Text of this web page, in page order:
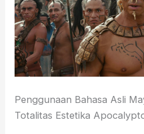
Penggunaan Bahasa Asli
Totalitas Estetika